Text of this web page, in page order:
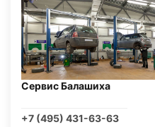
Сервис Балашиха
+7 (495) 431-63-63